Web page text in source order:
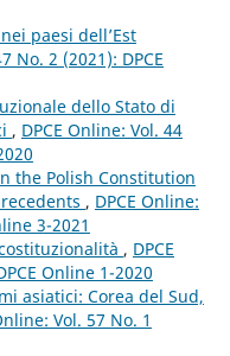
paesi dell’Est
No. 2 (2021): DPCE
dello Stato di
, DPCE Online: Vol. 44
the Polish Constitution
, DPCE Online:
3-2021
, DPCE
Online 1-2020
asiatici: Corea del Sud,
Vol. 57 No. 1